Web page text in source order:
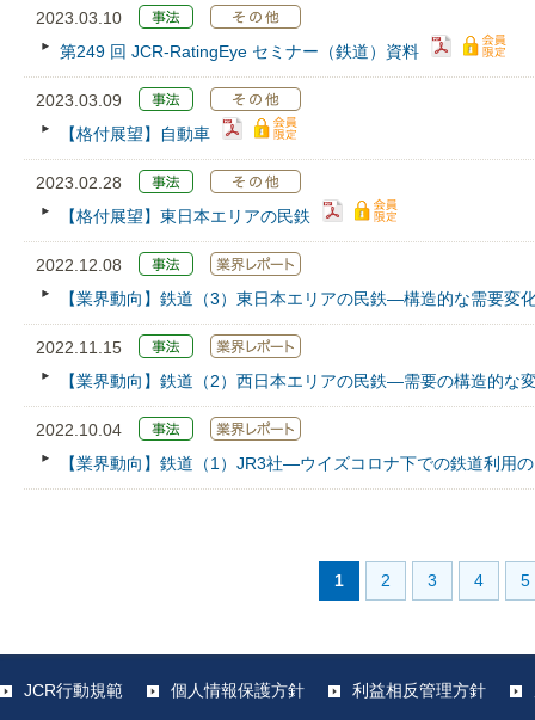
2023.03.10
第249 回 JCR‐RatingEye セミナー（鉄道）資料
2023.03.09
【格付展望】自動車
2023.02.28
【格付展望】東日本エリアの民鉄
2022.12.08
【業界動向】鉄道（3）東日本エリアの民鉄―構造的な需要変
2022.11.15
【業界動向】鉄道（2）西日本エリアの民鉄―需要の構造的な
2022.10.04
【業界動向】鉄道（1）JR3社―ウイズコロナ下での鉄道利用
1 2 3 4 5
JCR行動規範 個人情報保護方針 利益相反管理方針